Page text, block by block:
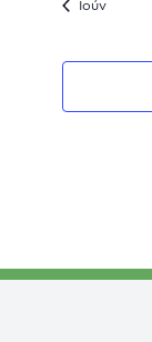
Ιούν